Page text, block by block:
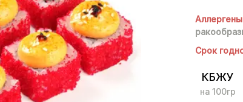
Срок
КБЖУ
на 100гр